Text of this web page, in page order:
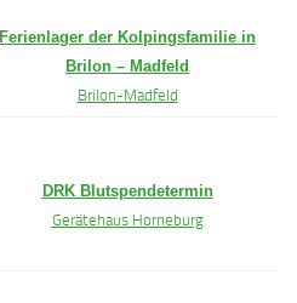
Ferienlager der Kolpingsfamilie in
Brilon – Madfeld
Brilon-Madfeld
DRK Blutspendetermin
Gerätehaus Horneburg